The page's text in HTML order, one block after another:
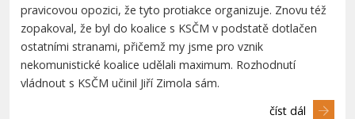
pravicovou opozici, že tyto protiakce organizuje. Znovu též
zopakoval, že byl do koalice s KSČM v podstatě dotlačen
ostatními stranami, přičemž my jsme pro vznik
nekomunistické koalice udělali maximum. Rozhodnutí
vládnout s KSČM učinil Jiří Zimola sám.
číst dál